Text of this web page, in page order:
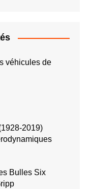
véhicules de
2019)
Bulles Six